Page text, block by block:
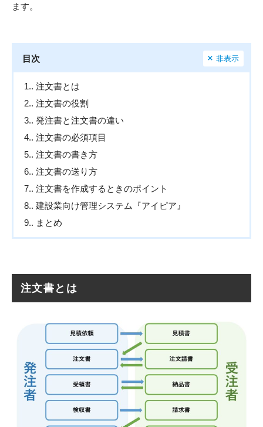
ます。
目次 非表示
1. 注文書とは
2. 注文書の役割
3. 発注書と注文書の違い
4. 注文書の必須項目
5. 注文書の書き方
6. 注文書の送り方
7. 注文書を作成するときのポイント
8. 建設業向け管理システム『アイピア』
9.
まとめ
注文書とは